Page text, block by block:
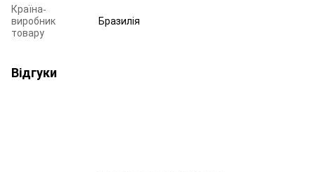
Країна-
виробник
товару
Бразилія
Відгуки